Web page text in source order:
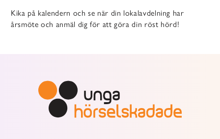
Kika på kalendern och se när din lokalavdelning har
årsmöte och anmäl dig för att göra din röst hörd!